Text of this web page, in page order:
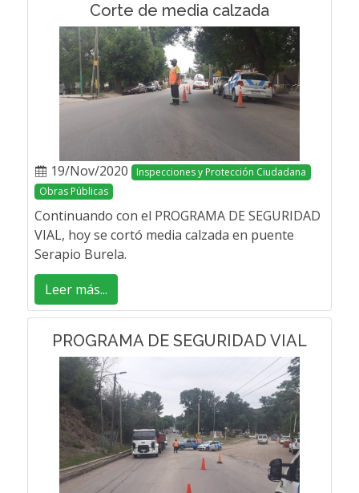
Corte de media calzada
19/Nov/2020
Inspecciones y Protección Ciudadana
Obras Públicas
Continuando con el PROGRAMA DE SEGURIDAD
VIAL, hoy se cortó media calzada en puente
Serapio Burela.
Leer más...
PROGRAMA DE SEGURIDAD VIAL